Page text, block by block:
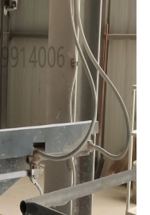
联系我们